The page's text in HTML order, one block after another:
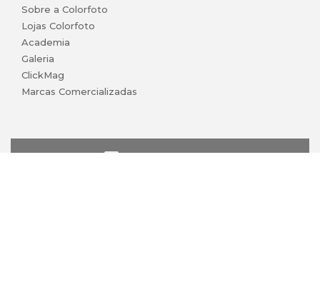
Sobre a Colorfoto
Lojas Colorfoto
Academia
Galeria
ClickMag
Marcas Comercializadas
lojaonline@colorfoto.pt